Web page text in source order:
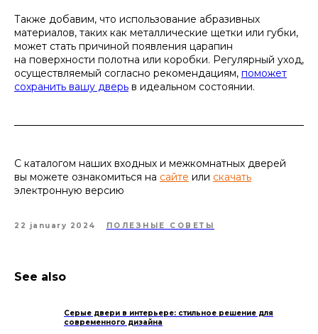
Также добавим, что использование абразивных
материалов, таких как металлические щетки или губки,
может стать причиной появления царапин
на поверхности полотна или коробки. Регулярный уход,
осуществляемый согласно рекомендациям, поможет
сохранить вашу дверь в идеальном состоянии.
С каталогом наших входных и межкомнатных дверей
вы можете ознакомиться на сайте или скачать
электронную версию
22 january 2024 ПОЛЕЗНЫЕ СОВЕТЫ
See also
Серые двери в интерьере: стильное решение для
современного дизайна